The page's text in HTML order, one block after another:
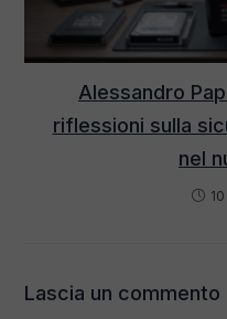
Alessandro
riflessioni sulla
nel
Lascia un commento